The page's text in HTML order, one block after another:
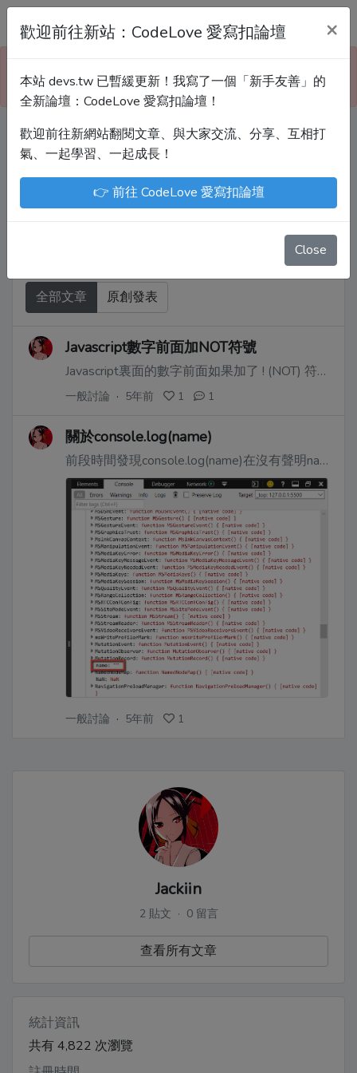
Devs.tw 寫程式討論區
請到新網站「CodeLove 愛寫扣論壇」！
Devs.tw 是讓工程師寫筆記、網誌的平台。歡迎
您隨手紀錄、寫作，方便日後搜尋！
尤川豪
Enoxs
chenjenping
全部文章 原創發表
Javascript數字前面加NOT符號
Javascript裏面的數字前面如果加了 ! (NOT) 符號是會轉換為邏輯型變量。除了!0會是true之外，其他數字前加!會變爲false。所以在寫一些涉及大小比較表達式時候，例如，!(x > a) ，注意**不要忘記括號**。
一般討論 · 5年前 1 1
關於console.log(name)
前段時間發現console.log(name)在沒有聲明name的情況下居然不會報錯。然後Google了一會發現原來這個對應window.name，是全局變量window的一個name屬性。
一般討論 · 5年前 1
Jackiin
2 貼文 · 0 留言
查看所有文章
統計資訊
共有 4,822 次瀏覽
歡迎前往新站：CodeLove 愛寫扣論壇 ×
本站 devs.tw 已暫緩更新！我寫了一個「新手友善」的
全新論壇：CodeLove 愛寫扣論壇！
歡迎前往新網站翻閱文章、與大家交流、分享、互相打
氣、一起學習、一起成長！
👉 前往 CodeLove 愛寫扣論壇
Close